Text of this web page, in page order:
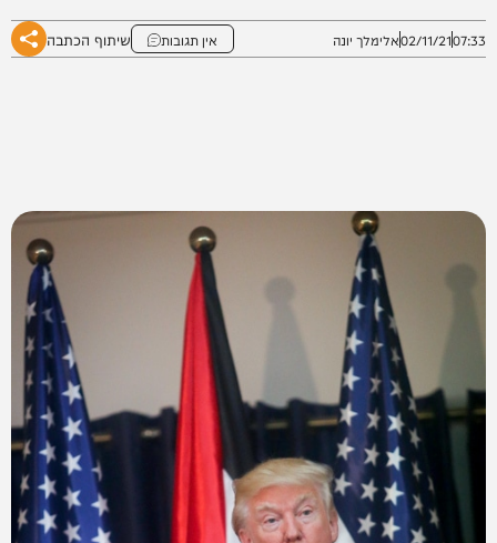
07:33
02/11/21אלימלך יונה אין תגובות שיתוף הכתבה